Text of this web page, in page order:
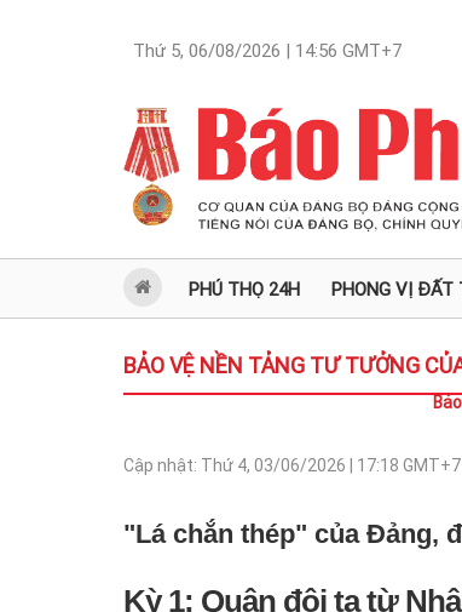
Thứ 5, 06/08/2026 | 14:56 GMT+7
PHÚ THỌ 24H PHONG VỊ ĐẤT
BẢO VỆ NỀN TẢNG TƯ TƯỞNG
Cập nhật: Thứ 4, 03/06/2026 | 17:18 GMT+7
"Lá chắn thép" của Đảng,
Kỳ 1: Quân đội ta từ